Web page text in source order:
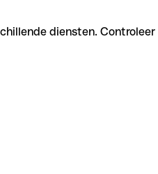
diensten.